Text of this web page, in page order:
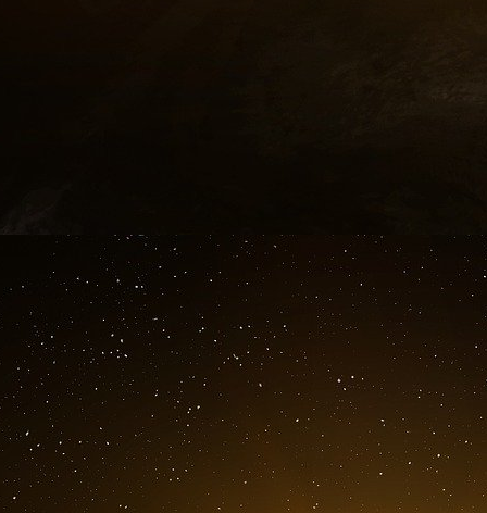
En fonçant le clou, TotalEnergies affirme
mises en place par l’Europe » précisant
les conséquences (en cours d’évaluation)
De fait, Patrick Pouyanné avait déjà dit à ce
assumait le risque géopolitique inhérent à
quand il survenait, rappelant que la
mondiaux de TotalEnergies.
Le seul bémol de cette déclaration se
paragraphe qu’il faut lire avec précision :